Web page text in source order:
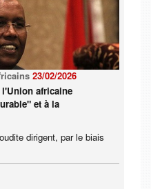
23/02/2026
africaine
et à la
dirigent, par le biais